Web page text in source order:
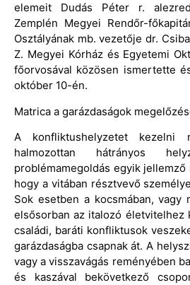
elemeit Dudás Péter r.
Zemplén Megyei Rendőr-
Osztályának mb. vezetője dr.
Z. Megyei Kórház és Egyetemi
főorvosával közösen ismertette
október 10-én.
Matrica a garázdaságok
A konfliktushelyzetet kezelni
halmozottan hátrányos
problémamegoldás egyik jellemző
hogy a vitában résztvevő
Sok esetben a kocsmában, vagy
elsősorban az italozó életvitelhez
családi, baráti konfliktusok
garázdaságba csapnak át. A
vagy a visszavágás reményében
és kaszával bekövetkező